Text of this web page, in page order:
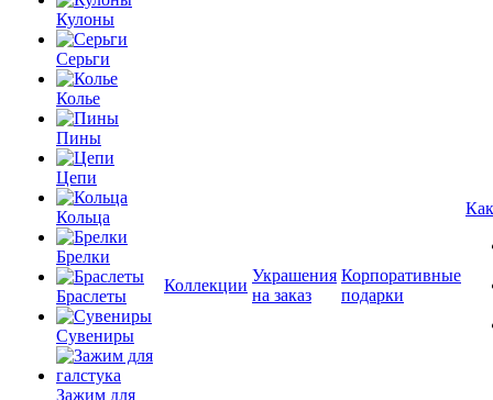
Кулоны
Серьги
Колье
Пины
Цепи
Кольца
Брелки
Браслеты
Сувениры
Зажим для
Коллекции
Украшения
на заказ
Корпоративные
подарки